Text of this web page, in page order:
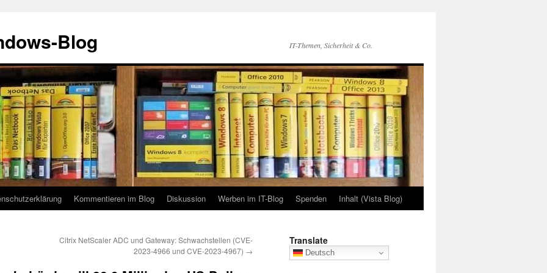
Blog IT-Themen, Sicherheit & Co.
Kommentieren im Blog Diskussion Werben im IT-Blog Spenden Inhalt (Vista Blog)
Citrix NetScaler ADC und Gateway: Schwachstellen (CVE-
2023-4966 und CVE-2023-4967) →
Translate
Deutsch